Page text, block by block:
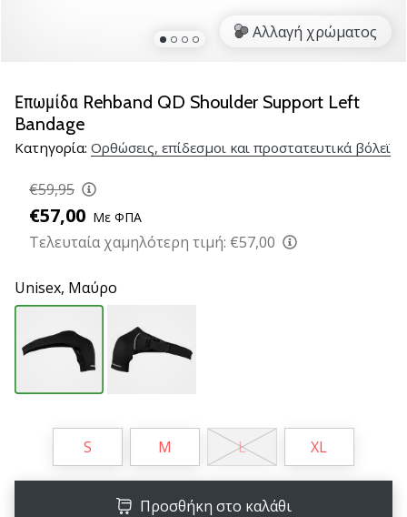
βόλεϊ
όπως
εμείς;
μαζί
μας
πρεσβευτής
μάρκας
μας.
11. 8. 2022
•
Weplayvolleyball
Πρόγραμμα
Συνεργατών
Αλλαγή χρώματος
Επωμίδα Rehband QD Shoulder Support Left
Bandage
Κατηγορία: Ορθώσεις, επίδεσμοι και προστατευτικά βόλεϊ
€59,95
€57,00 Με ΦΠΑ
Τελευταία χαμηλότερη τιμή: €57,00
Unisex, Μαύρο
S M L XL
Προσθήκη στο καλάθι